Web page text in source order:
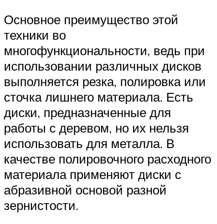
Основное преимущество этой
техники во
многофункциональности, ведь при
использовании различных дисков
выполняется резка, полировка или
сточка лишнего материала. Есть
диски, предназначенные для
работы с деревом, но их нельзя
использовать для металла. В
качестве полировочного расходного
материала применяют диски с
абразивной основой разной
зернистости.